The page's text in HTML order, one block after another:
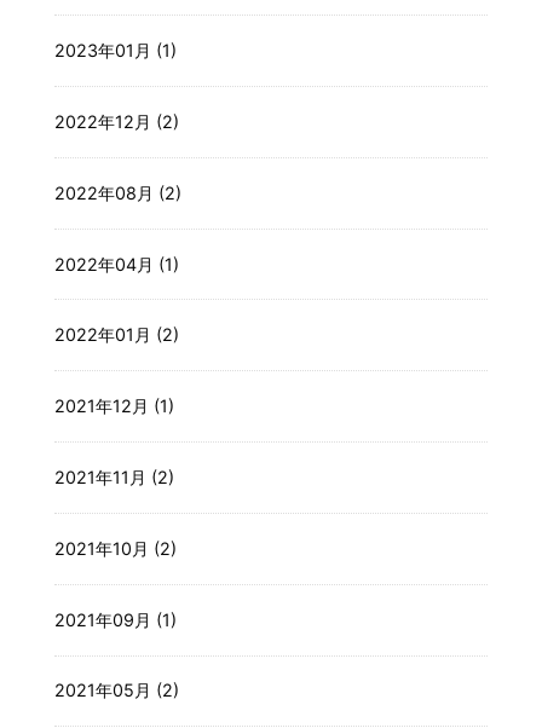
2023年01月 (1)
2022年12月 (2)
2022年08月 (2)
2022年04月 (1)
2022年01月 (2)
2021年12月 (1)
2021年11月 (2)
2021年10月 (2)
2021年09月 (1)
2021年05月 (2)